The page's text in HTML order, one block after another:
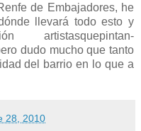
de Embajadores, he
llevará todo esto y
dudo mucho que tanto
del barrio en lo que a
28, 2010